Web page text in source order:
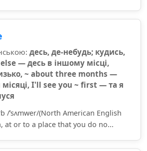
десь, де-небудь; кудись,
— десь в іншому місці,
~ about three months —
I'll see you ~ first — та я
/ˈsʌmwer/(North American English
at or to a place that you do no...